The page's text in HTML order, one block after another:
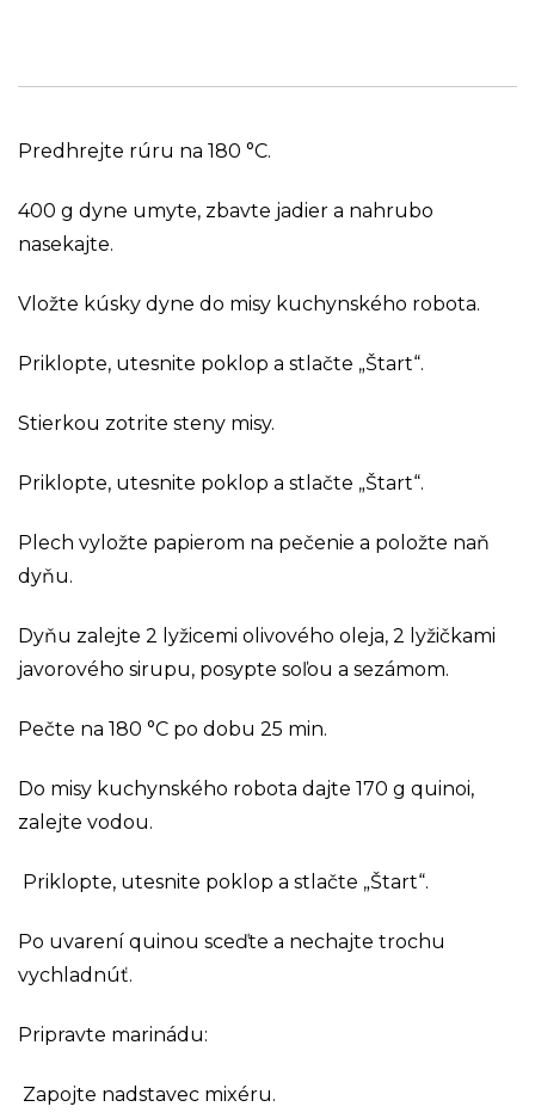
Predhrejte rúru na 180 °C.
400 g dyne umyte, zbavte jadier a nahrubo
nasekajte.
Vložte kúsky dyne do misy kuchynského robota.
Priklopte, utesnite poklop a stlačte „Štart“.
Stierkou zotrite steny misy.
Priklopte, utesnite poklop a stlačte „Štart“.
Plech vyložte papierom na pečenie a položte naň
dyňu.
Dyňu zalejte 2 lyžicemi olivového oleja, 2 lyžičkami
javorového sirupu, posypte soľou a sezámom.
Pečte na 180 °C po dobu 25 min.
Do misy kuchynského robota dajte 170 g quinoi,
zalejte vodou.
Priklopte, utesnite poklop a stlačte „Štart“.
Po uvarení quinou sceďte a nechajte trochu
vychladnúť.
Pripravte marinádu:
Zapojte nadstavec mixéru.